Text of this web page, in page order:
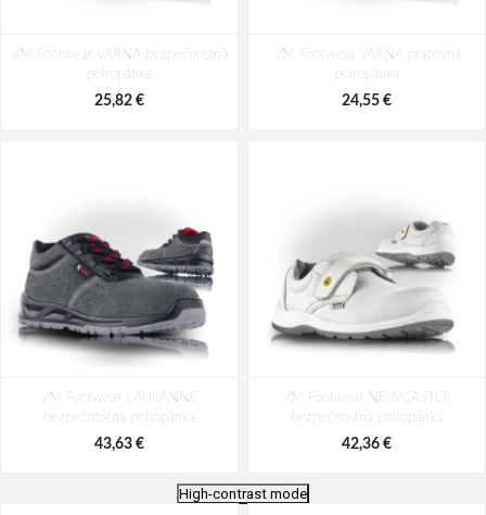
VM Footwear VARNA bezpečnostná
poltopánka
25,82 €
VM Footwear VARNA pracovná
poltopánka
24,55 €
VM Footwear LAUSANNE
bezpečnostná poltopánka
43,63 €
VM Footwear NEWCASTLE
bezpečnostná poltopánka
42,36 €
High-contrast mode